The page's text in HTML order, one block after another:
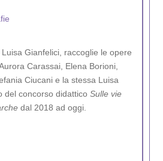
Gianfelici, raccoglie le opere
Carassai, Elena Borioni,
Ciucani e la stessa Luisa
del concorso didattico Sulle vie
dal 2018 ad oggi.